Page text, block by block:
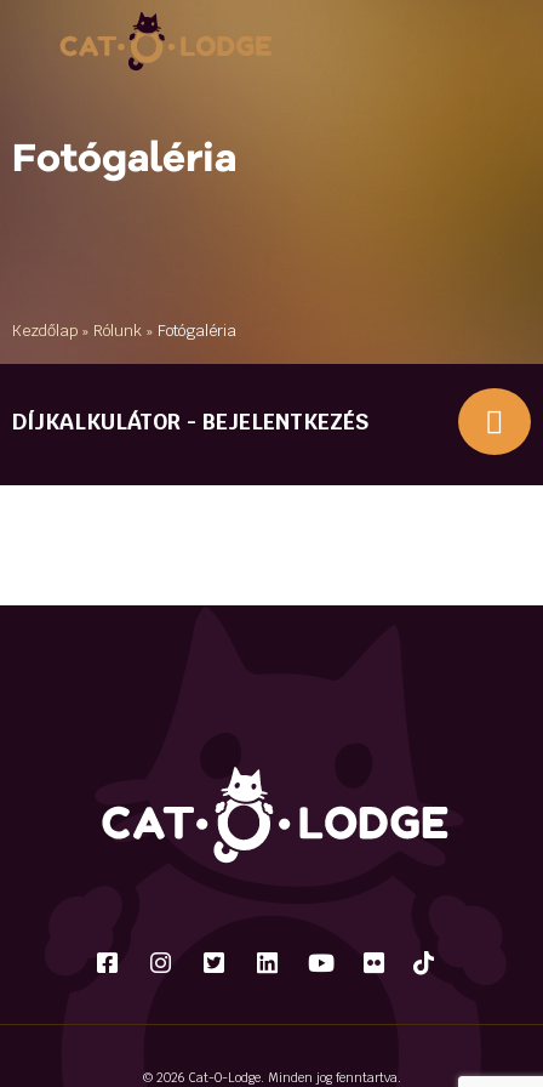
Fotógaléria
Kezdőlap » Rólunk » Fotógaléria
DÍJKALKULÁTOR - BEJELENTKEZÉS
© 2026 Cat-O-Lodge. Minden jog fenntartva.